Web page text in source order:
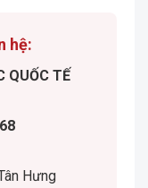
hệ:
QUỐC TẾ
Hưng